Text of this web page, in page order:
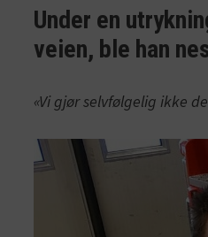
Under en
veien, ble han
«Vi gjør selvfølgelig ikke